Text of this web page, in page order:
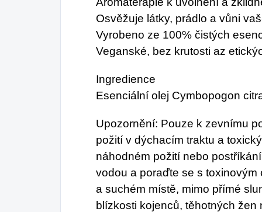
Osvěžuje látky, prádlo a vůni
Vyrobeno ze 100% čistých
Veganské, bez krutosti az
Ingredience
Esenciální olej Cymbopogon
Upozornění: Pouze k zevnímu
požití v dýchacím traktu a
náhodném požití nebo
vodou a poraďte se s
a suchém místě, mimo přímé
blízkosti kojenců, těhotných žen